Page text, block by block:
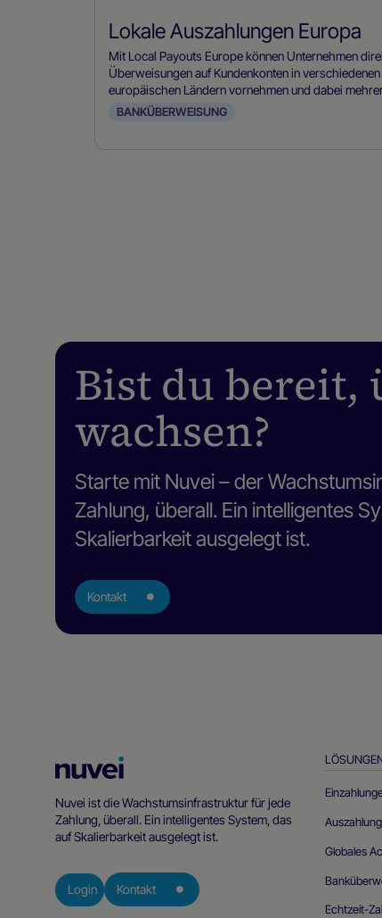
Lokale Auszahlungen Europa
Mit Local Payouts Europe können Unternehmen
Überweisungen auf Kundenkonten in verschiedenen
europäischen Ländern vornehmen und dabei
Währungen und lokale Bankensysteme unterstützen.
BANKÜBERWEISUNG
Bist du bereit,
wachsen?
Starte mit Nuvei – der
Zahlung, überall. Ein intelligentes
Skalierbarkeit ausgelegt ist.
Kontakt
Nuvei
Nuvei ist die Wachstumsinfrastruktur für jede
Zahlung, überall. Ein intelligentes System, das
auf Skalierbarkeit ausgelegt ist.
Login Kontakt
Globales
Echtzeit-